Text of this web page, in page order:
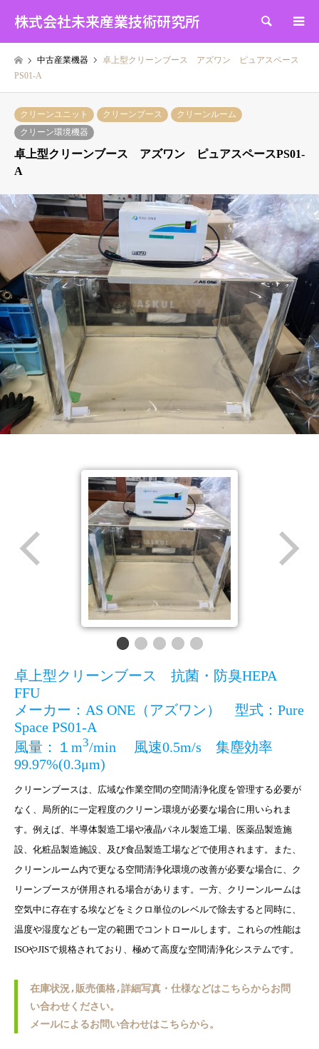
株式会社未来産業技術研究所 検索
中古産業機器
卓上型クリーンブース アズワン ピュアスペース
PS01-A
クリーンユニット クリーンブース
クリーンルーム
クリーン環境機器
卓上型クリーンブース アズワン ピュアスペースPS01-
A
卓上型クリーンブース 抗菌・防臭HEPA
FFU
メーカー：AS ONE（アズワン） 型式：Pure
Space PS01-A
風量：１m3/min 風速0.5m/s 集塵効率
99.97%(0.3μm)
クリーンブースは、広域な作業空間の空間清浄化度を管理する必要が
なく、局所的に一定程度のクリーン環境が必要な場合に用いられま
す。例えば、半導体製造工場や液晶パネル製造工場、医薬品製造施
設、化粧品製造施設、及び食品製造工場などで使用されます。また、
クリーンルーム内で更なる空間清浄化環境の改善が必要な場合に、ク
リーンブースが併用される場合があります。一方、クリーンルームは
空気中に存在する埃などをミクロ単位のレベルで除去すると同時に、
温度や湿度なども一定の範囲でコントロールします。これらの性能は
ISOやJISで規格されており、極めて高度な空間清浄化システムです。
在庫状況,販売価格,詳細写真・仕様などはこちらからお問
い合わせください。
メールによるお問い合わせはこちらから。